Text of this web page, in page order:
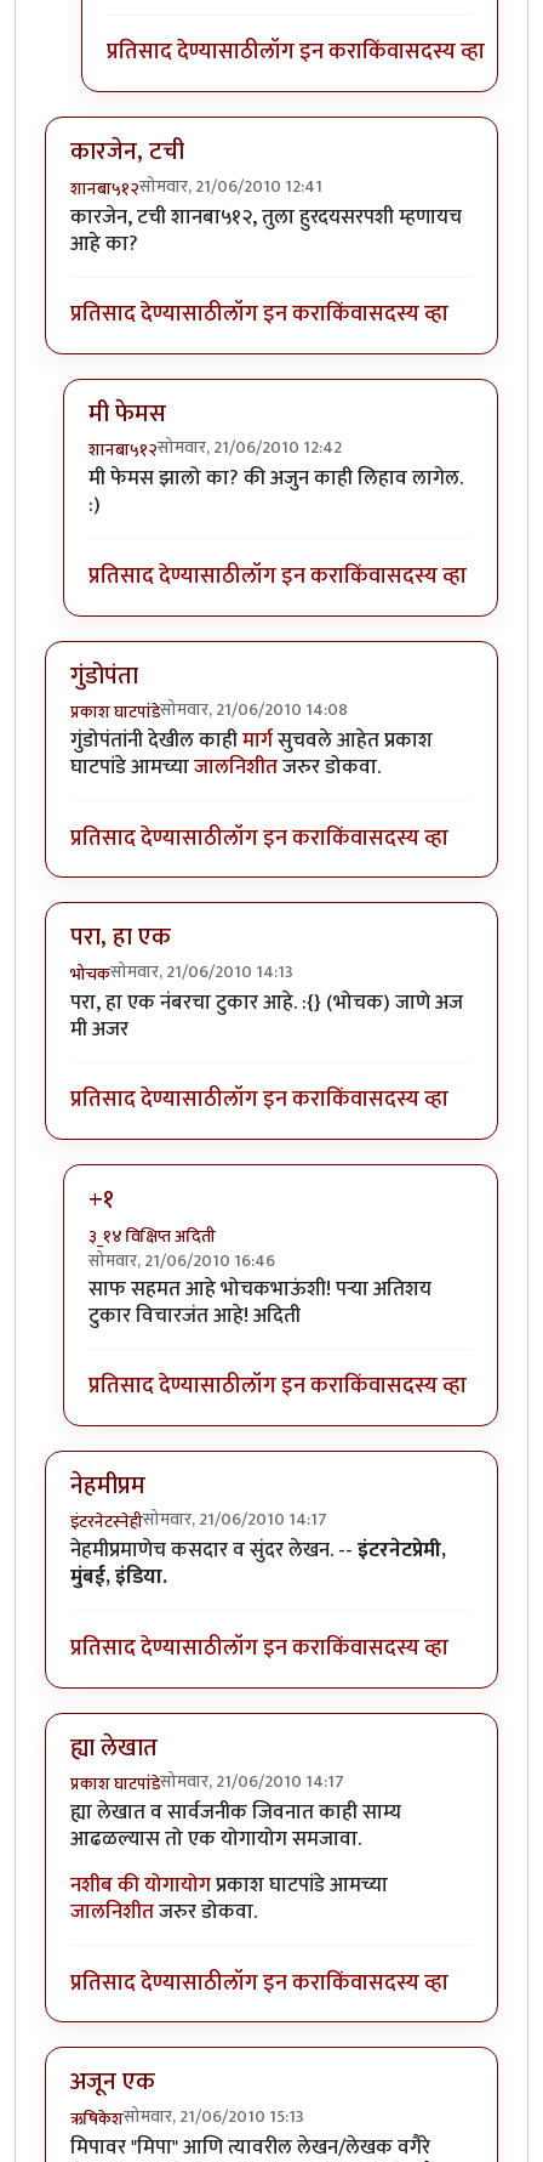
प्रतिसाद देण्यासाठीलॉग इन कराकिंवासदस्य व्हा
कारजेन, टची
शानबा५१२सोमवार, 21/06/2010 12:41
कारजेन, टची शानबा५१२, तुला हुरदयसरपशी म्हणायच
आहे का?
प्रतिसाद देण्यासाठीलॉग इन कराकिंवासदस्य व्हा
मी फेमस
शानबा५१२सोमवार, 21/06/2010 12:42
In reply toकारजेन, टचीbyशानबा५१२
मी फेमस झालो का? की अजुन काही लिहाव लागेल.
:)
प्रतिसाद देण्यासाठीलॉग इन कराकिंवासदस्य व्हा
गुंडोपंता
प्रकाश घाटपांडेसोमवार, 21/06/2010 14:08
गुंडोपंतांनी देखील काहीमार्गसुचवले आहेत प्रकाश
घाटपांडे आमच्याजालनिशीतजरुर डोकवा.
प्रतिसाद देण्यासाठीलॉग इन कराकिंवासदस्य व्हा
परा, हा एक
भोचकसोमवार, 21/06/2010 14:13
परा, हा एक नंबरचा टुकार आहे. :{} (भोचक) जाणे अज
मी अजर
प्रतिसाद देण्यासाठीलॉग इन कराकिंवासदस्य व्हा
+१
३_१४ विक्षिप्त अदिती
सोमवार, 21/06/2010 16:46
In reply toपरा, हा एकbyभोचक
साफ सहमत आहे भोचकभाऊंशी! पर्‍या अतिशय
टुकार विचारजंत आहे! अदिती
प्रतिसाद देण्यासाठीलॉग इन कराकिंवासदस्य व्हा
नेहमीप्रम
इंटरनेटस्नेहीसोमवार, 21/06/2010 14:17
नेहमीप्रमाणेच कसदार व सुंदर लेखन. --इंटरनेटप्रेमी,
मुंबई, इंडिया.
प्रतिसाद देण्यासाठीलॉग इन कराकिंवासदस्य व्हा
ह्या लेखात
प्रकाश घाटपांडेसोमवार, 21/06/2010 14:17
ह्या लेखात व सार्वजनीक जिवनात काही साम्य
आढळल्यास तो एक योगायोग समजावा.
नशीब की योगायोगप्रकाश घाटपांडे आमच्या
जालनिशीतजरुर डोकवा.
प्रतिसाद देण्यासाठीलॉग इन कराकिंवासदस्य व्हा
अजून एक
ऋषिकेशसोमवार, 21/06/2010 15:13
मिपावर "मिपा" आणि त्यावरील लेखन/लेखक वगैरे